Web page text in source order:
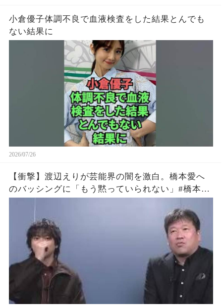
小倉優子体調不良で血液検査をした結果とんでも
ない結果に
2026/07/26
【衝撃】渡辺えりが芸能界の闇を激白。橋本愛へ
のバッシングに「もう黙っていられない」#橋本愛